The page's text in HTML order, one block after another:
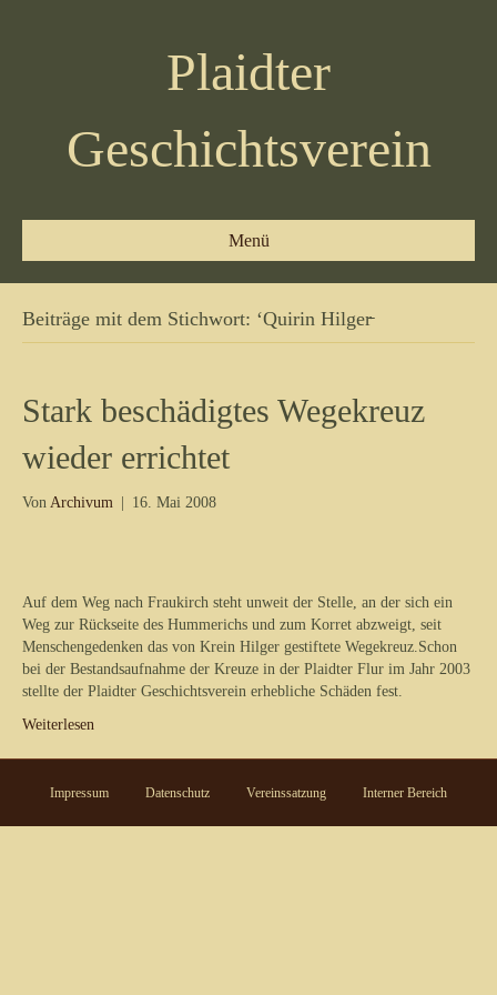
Plaidter
Geschichtsverein
Menü
Beiträge mit dem Stichwort: ‘Quirin Hilger̵
Stark beschädigtes Wegekreuz
wieder errichtet
Von Archivum 16. Mai 2008
Auf dem Weg nach Fraukirch steht unweit der Stelle, an der sich ein
Weg zur Rückseite des Hummerichs und zum Korret abzweigt, seit
Menschengedenken das von Krein Hilger gestiftete Wegekreuz.Schon
bei der Bestandsaufnahme der Kreuze in der Plaidter Flur im Jahr 2003
stellte der Plaidter Geschichtsverein erhebliche Schäden fest.
Weiterlesen
Impressum Datenschutz Vereinssatzung Interner Bereich